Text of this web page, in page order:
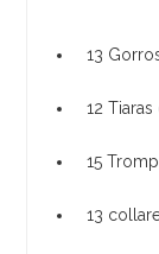
13
12
15
13